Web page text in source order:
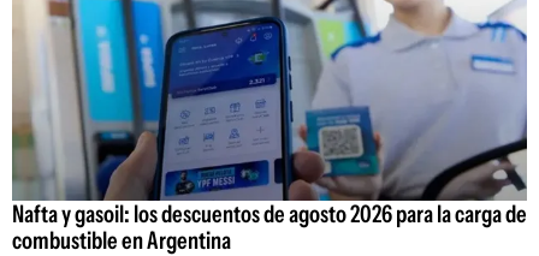
Nafta y gasoil: los descuentos de agosto 2026 para la carga de
combustible en Argentina